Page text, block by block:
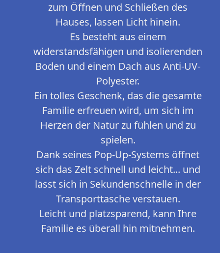
zum Öffnen und Schließen des
Hauses, lassen Licht hinein.
Es besteht aus einem
widerstandsfähigen und isolierenden
Boden und einem Dach aus Anti-UV-
Polyester.
Ein tolles Geschenk, das die gesamte
Familie erfreuen wird, um sich im
Herzen der Natur zu fühlen und zu
spielen.
Dank seines Pop-Up-Systems öffnet
sich das Zelt schnell und leicht... und
lässt sich in Sekundenschnelle in der
Transporttasche verstauen.
Leicht und platzsparend, kann Ihre
Familie es überall hin mitnehmen.